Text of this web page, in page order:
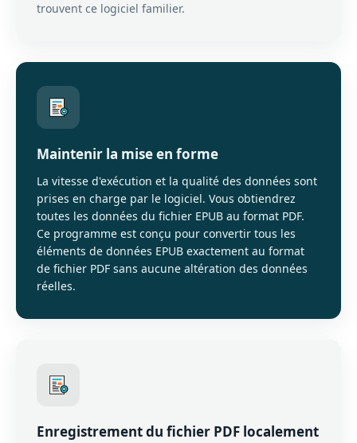
trouvent ce logiciel familier.
Maintenir la mise en forme
La vitesse d'exécution et la qualité des données sont
prises en charge par le logiciel. Vous obtiendrez
toutes les données du fichier EPUB au format PDF.
Ce programme est conçu pour convertir tous les
éléments de données EPUB exactement au format
de fichier PDF sans aucune altération des données
réelles.
Enregistrement du fichier PDF localement